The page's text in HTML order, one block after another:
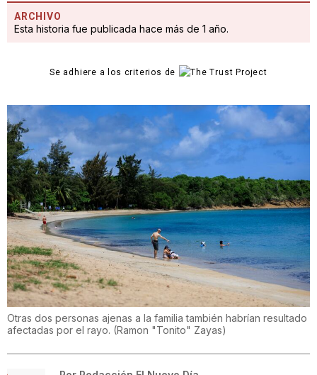
ARCHIVO
Esta historia fue publicada hace más de 1 año.
Se adhiere a los criterios de
Otras dos personas ajenas a la familia también habrían resultado
afectadas por el rayo. (Ramon "Tonito" Zayas)